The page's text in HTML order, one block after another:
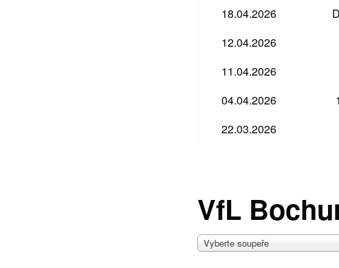
18.04.2026
12.04.2026
11.04.2026
04.04.2026
22.03.2026
VfL
Vyberte soupeře